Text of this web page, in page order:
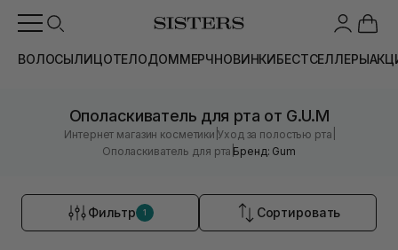
ВОЛОСЫЛИЦОТЕЛОДОММЕРЧНОВИНКИБЕСТСЕЛЛЕРЫ
Ополаскиватель для рта от G.U.M
Интернет магазин косметики |Уход за полостью рта
Ополаскиватель для рта |Бренд: Gum
Фильтр 1 Сортировать